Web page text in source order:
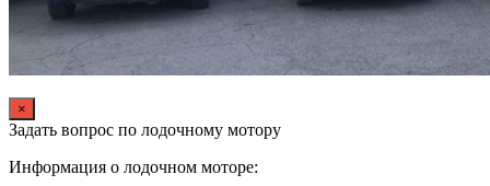
×
Задать вопрос по лодочному мотору
Информация о лодочном моторе: